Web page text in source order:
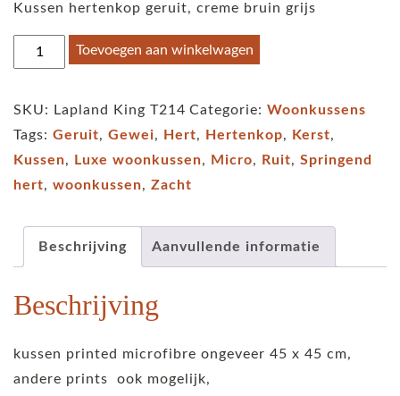
was:
€39,95.
is:
€34,95.
Kussen hertenkop geruit, creme bruin grijs
Kussen
hert
aantal
Toevoegen aan winkelwagen
SKU: Lapland King T214 Categorie: Woonkussens
Tags: Geruit, Gewei, Hert, Hertenkop, Kerst,
Kussen, Luxe woonkussen, Micro, Ruit, Springend
hert, woonkussen, Zacht
Beschrijving Aanvullende informatie
Beschrijving
kussen printed microfibre ongeveer 45 x 45 cm,
andere prints ook mogelijk,